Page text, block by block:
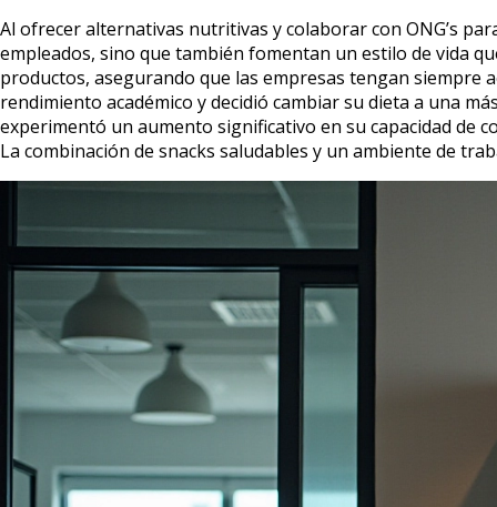
Al ofrecer alternativas nutritivas y colaborar con ONG’s
empleados, sino que también fomentan un estilo de vida
productos, asegurando que las empresas tengan siempre
rendimiento académico y decidió cambiar su dieta a una
experimentó un aumento significativo en su capacidad de
La combinación de snacks saludables y un ambiente de